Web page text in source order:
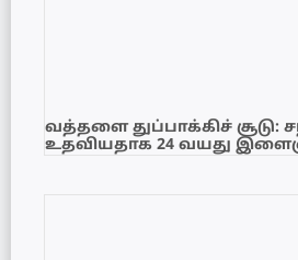
வத்தளை துப்பாக்கிச் சூடு:
உதவியதாக 24 வயது